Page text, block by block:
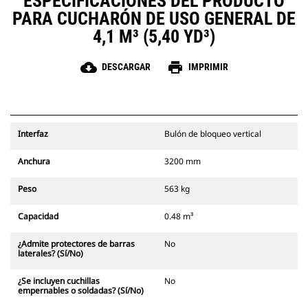
y abrasivos, existe una solución de
punta.
PARA CUCHARÓN DE USO GENERAL DE
4,1 M³ (5,40 YD³)
cloud_download DESCARGAR print IMPRIMIR
Interfaz Bulón de bloqueo vertical
Anchura 3200 mm
Peso 563 kg
Capacidad 0.48 m³
¿Admite protectores de barras
laterales? (Sí/No)
No
¿Se incluyen cuchillas
empernables o soldadas? (Sí/No)
No